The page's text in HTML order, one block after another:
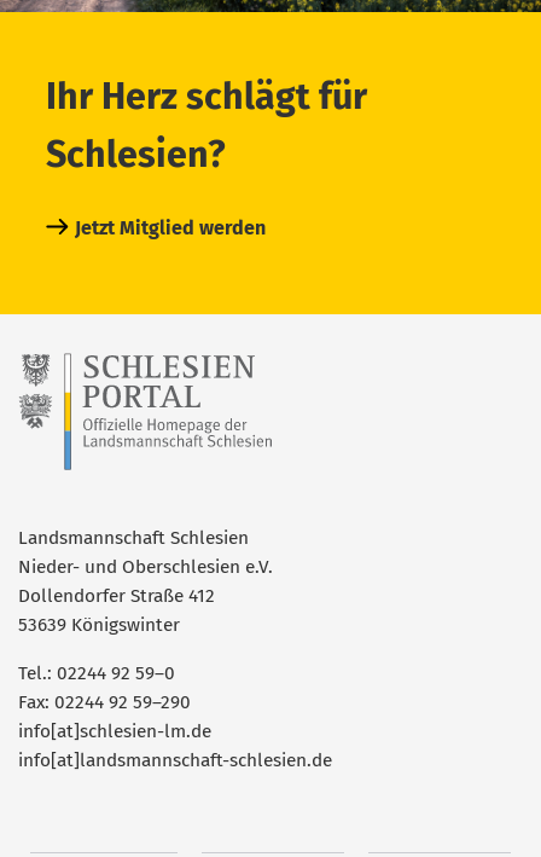
Ihr Herz schlägt für
Schlesien?
Jetzt Mitglied werden
Landsmannschaft Schlesien
Nieder- und Oberschlesien e.V.
Dollendorfer Straße 412
53639 Königswinter
Tel.: 02244 92 59–0
Fax: 02244 92 59–290
info[at]schlesien-lm.de
info[at]landsmannschaft-schlesien.de